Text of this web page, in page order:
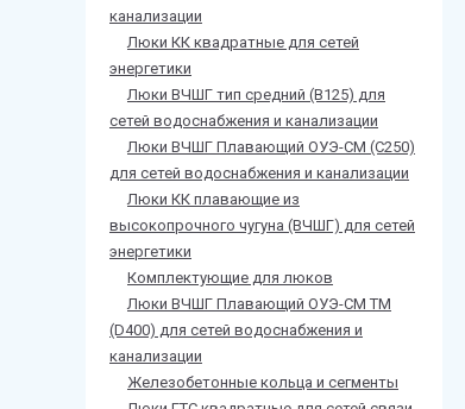
канализации
Люки КК квадратные для сетей
энергетики
Люки ВЧШГ тип средний (В125) для
сетей водоснабжения и канализации
Люки ВЧШГ Плавающий ОУЭ-СМ (С250)
для сетей водоснабжения и канализации
Люки КК плавающие из
высокопрочного чугуна (ВЧШГ) для сетей
энергетики
Комплектующие для люков
Люки ВЧШГ Плавающий ОУЭ-СМ ТМ
(D400) для сетей водоснабжения и
канализации
Железобетонные кольца и сегменты